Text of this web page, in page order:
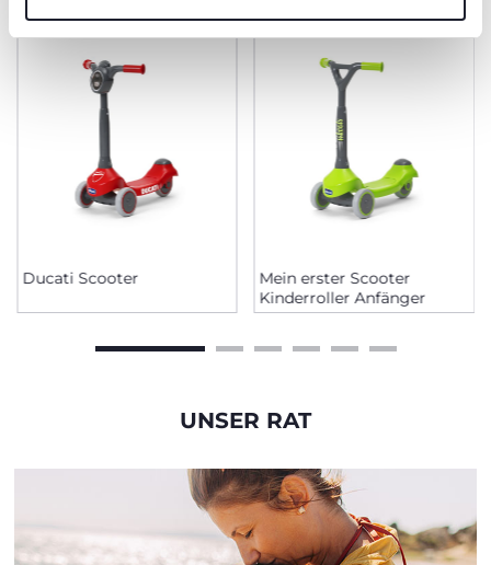
Ducati Scooter
Mein erster Scooter
Kinderroller Anfänger
UNSER RAT